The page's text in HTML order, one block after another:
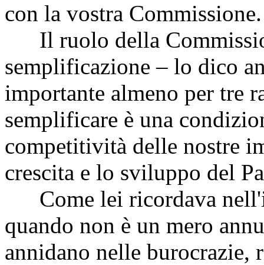
con la vostra Commissione.
Il ruolo della
semplificazione – lo dico
importante almeno per tre
semplificare è una
competitività delle nostre
crescita e lo sviluppo del
Come lei ricordava
quando non è un mero
annidano nelle burocrazie,